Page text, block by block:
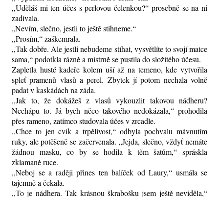
,,Uděláš mi ten účes s perlovou čelenkou?“ prosebně se na ni
zadívala.
„Nevím, slečno, jestli to ještě stihneme.“
,,Prosím,“ zaškemrala.
,,Tak dobře. Ale jestli nebudeme stíhat, vysvětlíte to svojí matce
sama,“ podotkla rázně a mistrně se pustila do složitého účesu.
Zapletla husté kadeře kolem uší až na temeno, kde vytvořila
spleť pramenů vlasů a perel. Zbytek jí potom nechala volně
padat v kaskádách na záda.
,,Jak to, že dokážeš z vlasů vykouzlit takovou nádheru?
Nechápu to. Já bych něco takového nedokázala,“ prohodila
přes rameno, zatímco studovala účes v zrcadle.
,,Chce to jen cvik a trpělivost,“ odbyla pochvalu mávnutím
ruky, ale potěšeně se začervenala. ,,Jejda, slečno, vždyť nemáte
žádnou masku, co by se hodila k těm šatům,“ spráskla
zklamaně ruce.
,,Neboj se a raději přines ten balíček od Laury,“ usmála se
tajemně a čekala.
,,To je nádhera. Tak krásnou škrabošku jsem ještě neviděla,“